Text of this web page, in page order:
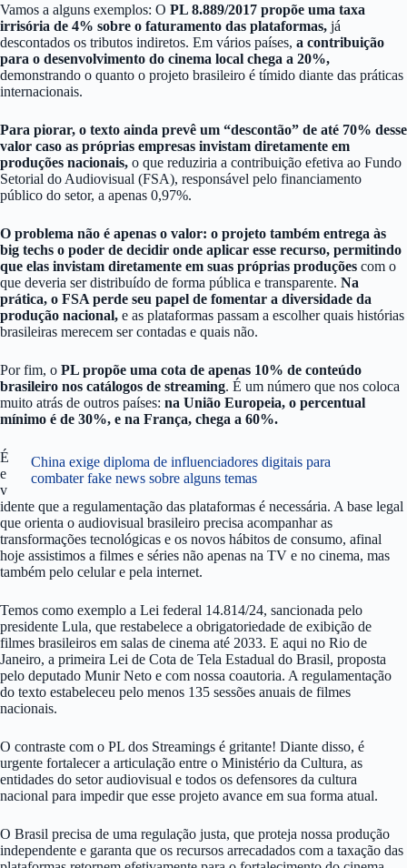
Vamos a alguns exemplos: O PL 8.889/2017 propõe uma taxa
irrisória de 4% sobre o faturamento das plataformas, já
descontados os tributos indiretos. Em vários países, a contribuição
para o desenvolvimento do cinema local chega a 20%,
demonstrando o quanto o projeto brasileiro é tímido diante das práticas
internacionais.
Para piorar, o texto ainda prevê um “descontão” de até 70% desse
valor caso as próprias empresas invistam diretamente em
produções nacionais, o que reduziria a contribuição efetiva ao Fundo
Setorial do Audiovisual (FSA), responsável pelo financiamento
público do setor, a apenas 0,97%.
O problema não é apenas o valor: o projeto também entrega às
big techs o poder de decidir onde aplicar esse recurso, permitindo
que elas invistam diretamente em suas próprias produções com o
que deveria ser distribuído de forma pública e transparente. Na
prática, o FSA perde seu papel de fomentar a diversidade da
produção nacional, e as plataformas passam a escolher quais histórias
brasileiras merecem ser contadas e quais não.
Por fim, o PL propõe uma cota de apenas 10% de conteúdo
brasileiro nos catálogos de streaming. É um número que nos coloca
muito atrás de outros países: na União Europeia, o percentual
mínimo é de 30%, e na França, chega a 60%.
China exige diploma de influenciadores digitais para
combater fake news sobre alguns temas
É
e
v
idente que a regulamentação das plataformas é necessária. A base legal
que orienta o audiovisual brasileiro precisa acompanhar as
transformações tecnológicas e os novos hábitos de consumo, afinal
hoje assistimos a filmes e séries não apenas na TV e no cinema, mas
também pelo celular e pela internet.
Temos como exemplo a Lei federal 14.814/24, sancionada pelo
presidente Lula, que restabelece a obrigatoriedade de exibição de
filmes brasileiros em salas de cinema até 2033. E aqui no Rio de
Janeiro, a primeira Lei de Cota de Tela Estadual do Brasil, proposta
pelo deputado Munir Neto e com nossa coautoria. A regulamentação
do texto estabeleceu pelo menos 135 sessões anuais de filmes
nacionais.
O contraste com o PL dos Streamings é gritante! Diante disso, é
urgente fortalecer a articulação entre o Ministério da Cultura, as
entidades do setor audiovisual e todos os defensores da cultura
nacional para impedir que esse projeto avance em sua forma atual.
O Brasil precisa de uma regulação justa, que proteja nossa produção
independente e garanta que os recursos arrecadados com a taxação das